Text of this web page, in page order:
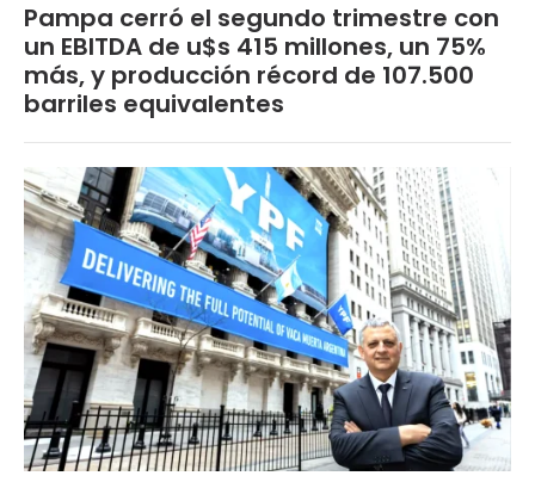
Pampa cerró el segundo trimestre con
un EBITDA de u$s 415 millones, un 75%
más, y producción récord de 107.500
barriles equivalentes